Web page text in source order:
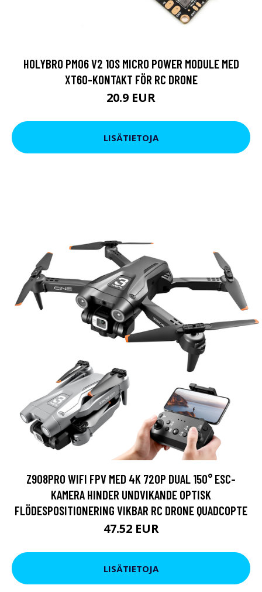
HOLYBRO PM06 V2 10S MICRO POWER MODULE MED
XT60-KONTAKT FÖR RC DRONE
20.9 EUR
LISÄTIETOJA
Z908PRO WIFI FPV MED 4K 720P DUAL 150° ESC-
KAMERA HINDER UNDVIKANDE OPTISK
FLÖDESPOSITIONERING VIKBAR RC DRONE QUADCOPTE
47.52 EUR
LISÄTIETOJA